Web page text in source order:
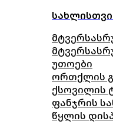
უთოები
ორთქლის
ქსოვილის
ფანჯრის
წყლის